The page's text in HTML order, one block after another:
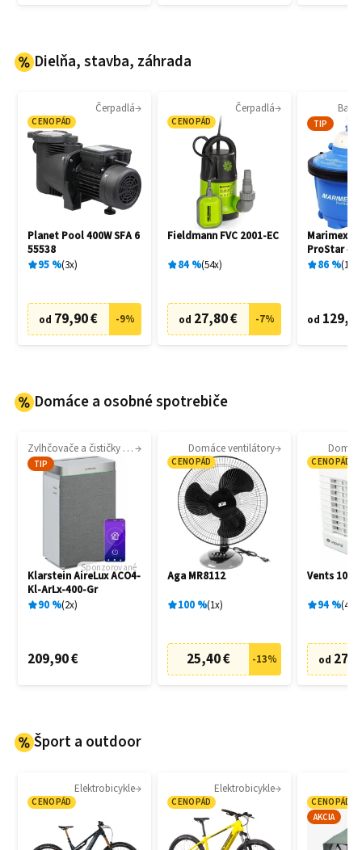
Dielňa, stavba, záhrada
Čerpadlá
CENOPÁD
Planet Pool 400W SFA 6
55538
95% 3x
od 79,90 € -9%
Čerpadlá
CENOPÁD
Fieldmann FVC 2001-EC
84% 54x
od 27,80 € -7%
TIP
Marimex
ProStar 4
filtrácia
86% 136
od
Domáce a osobné spotrebiče
Zvlhčovače a čističky vzduchu
TIP
Sponzorované
Klarstein AireLux ACO4-
Kl-ArLx-400-Gr
90% 2x
209,90 €
Domáce ventilátory
CENOPÁD
Aga MR8112
100% 1x
25,40 € -13%
CENOPÁD
Vents 100
94% 4
od
Šport a outdoor
Elektrobicykle
CENOPÁD
Elektrobicykle
CENOPÁD
CENOPÁD
AKCIA